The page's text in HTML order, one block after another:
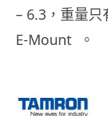
– 6.3，重量只
E-Mount 。